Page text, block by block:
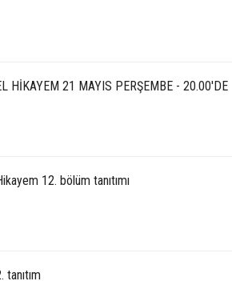
HİKAYEM 21 MAYIS PERŞEMBE - 20.00'DE
12. bölüm tanıtımı